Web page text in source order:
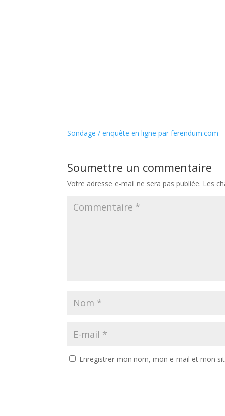
Sondage / enquête en ligne par ferendum.com
Soumettre un commentaire
Votre adresse e-mail ne sera pas publiée. Les
Enregistrer mon nom, mon e-mail et mon